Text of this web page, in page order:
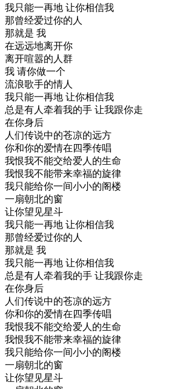
我只能一再地 让你相信我
那曾经爱过你的人
那就是 我
在远远地离开你
离开喧嚣的人群
我 请你做一个
流浪歌手的情人
我只能一再地 让你相信我
总是有人牵着我的手 让我跟你走
在你身后
人们传说中的苍凉的远方
你和你的爱情在四季传唱
我恨我不能交给爱人的生命
我恨我不能带来幸福的旋律
我只能给你一间小小的阁楼
一扇朝北的窗
让你望见星斗
我只能一再地 让你相信我
那曾经爱过你的人
那就是 我
我只能一再地 让你相信我
总是有人牵着我的手 让我跟你走
在你身后
人们传说中的苍凉的远方
你和你的爱情在四季传唱
我恨我不能交给爱人的生命
我恨我不能带来幸福的旋律
我只能给你一间小小的阁楼
一扇朝北的窗
让你望见星斗